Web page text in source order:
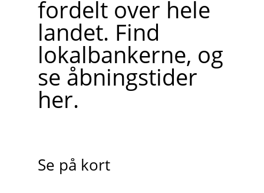
fordelt over hele
landet. Find
lokalbankerne, og
se åbningstider
her.
Se på kort